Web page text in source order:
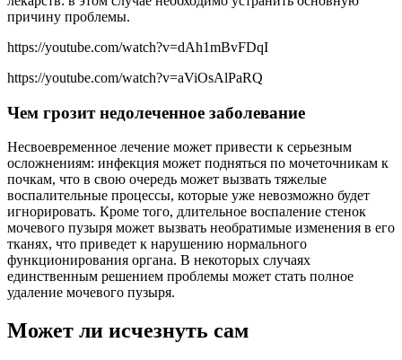
причину проблемы.
https://youtube.com/watch?v=dAh1mBvFDqI
https://youtube.com/watch?v=aViOsAlPaRQ
Чем грозит недолеченное заболевание
Несвоевременное лечение может привести к серьезным
осложнениям: инфекция может подняться по мочеточникам к
почкам, что в свою очередь может вызвать тяжелые
воспалительные процессы, которые уже невозможно будет
игнорировать. Кроме того, длительное воспаление стенок
мочевого пузыря может вызвать необратимые изменения в его
тканях, что приведет к нарушению нормального
функционирования органа. В некоторых случаях
единственным решением проблемы может стать полное
удаление мочевого пузыря.
Может ли исчезнуть сам